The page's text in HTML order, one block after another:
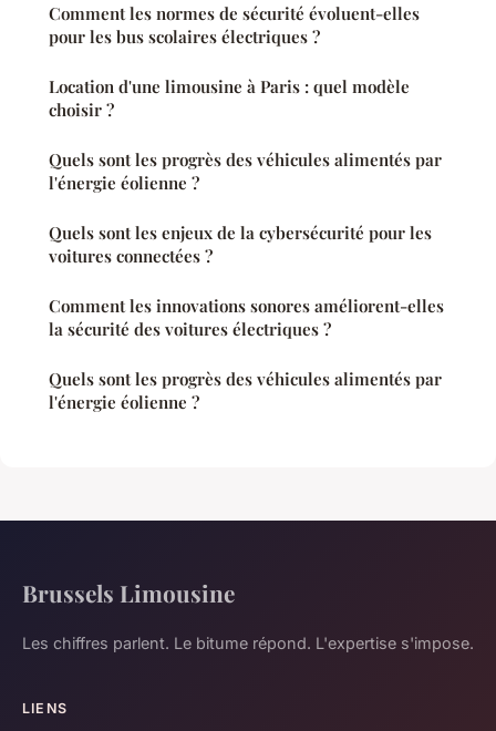
Comment les normes de sécurité évoluent-elles
pour les bus scolaires électriques ?
Location d'une limousine à Paris : quel modèle
choisir ?
Quels sont les progrès des véhicules alimentés par
l'énergie éolienne ?
Quels sont les enjeux de la cybersécurité pour les
voitures connectées ?
Comment les innovations sonores améliorent-elles
la sécurité des voitures électriques ?
Quels sont les progrès des véhicules alimentés par
l'énergie éolienne ?
Brussels Limousine
Les chiffres parlent. Le bitume répond. L'expertise s'impose.
LIENS